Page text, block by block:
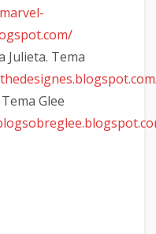
Julieta. Tema
Glee